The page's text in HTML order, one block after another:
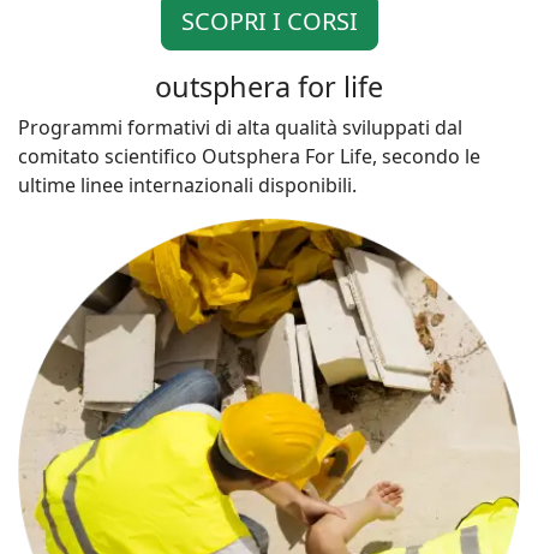
SCOPRI I CORSI
outsphera for life
Programmi formativi di alta qualità sviluppati dal
comitato scientifico Outsphera For Life, secondo le
ultime linee internazionali disponibili.